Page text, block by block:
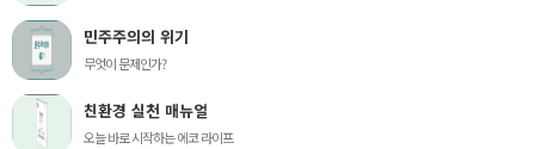
민주주의의 위기
무엇이 문제인가?
친환경 실천 매뉴얼
오늘 바로 시작하는 에코 라이프